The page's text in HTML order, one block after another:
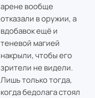
арене вообще
отказали в оружии, а
вдобавок ещё и
теневой магией
накрыли, чтобы его
зрители не видели.
Лишь только тогда,
когда бедолага стоял